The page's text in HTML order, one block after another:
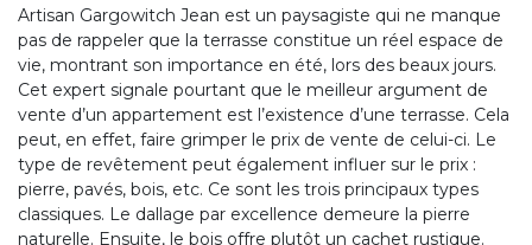
Artisan Gargowitch Jean est un paysagiste qui ne manque
pas de rappeler que la terrasse constitue un réel espace de
vie, montrant son importance en été, lors des beaux jours.
Cet expert signale pourtant que le meilleur argument de
vente d’un appartement est l’existence d’une terrasse. Cela
peut, en effet, faire grimper le prix de vente de celui-ci. Le
type de revêtement peut également influer sur le prix :
pierre, pavés, bois, etc. Ce sont les trois principaux types
classiques. Le dallage par excellence demeure la pierre
naturelle. Ensuite, le bois offre plutôt un cachet rustique.